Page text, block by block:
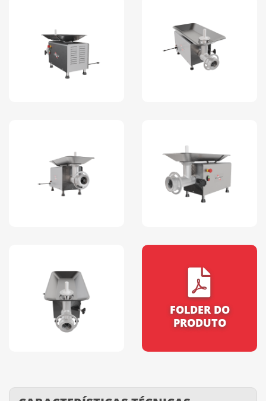
FOLDER DO
PRODUTO